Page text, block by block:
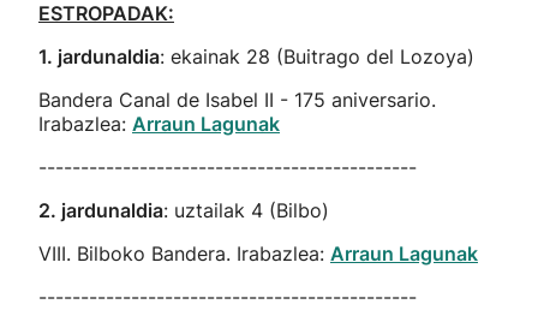
ESTROPADAK:
1. jardunaldia: ekainak 28 (Buitrago del Lozoya)
Bandera Canal de Isabel II - 175 aniversario.
Irabazlea: Arraun Lagunak
---------------------------------------------
2. jardunaldia: uztailak 4 (Bilbo)
VIII. Bilboko Bandera. Irabazlea: Arraun Lagunak
---------------------------------------------